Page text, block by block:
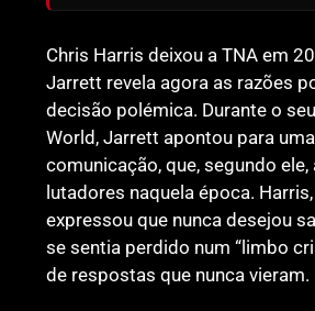
Chris Harris deixou a TNA em
Jarrett revela agora as razões
decisão polémica. Durante o
World, Jarrett apontou para
comunicação, que, segundo
lutadores naquela época.
expressou que nunca desejou
se sentia perdido num “limbo
de respostas que nunca vieram.